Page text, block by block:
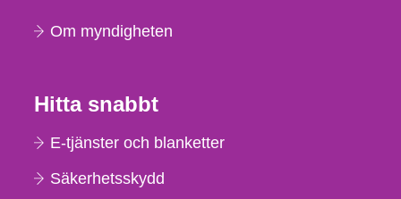
Om myndigheten
Hitta snabbt
E-tjänster och blanketter
Säkerhetsskydd